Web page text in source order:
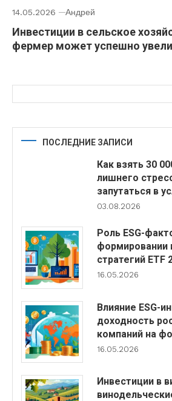
14.05.2026 Андрей
Инвестиции в сельское
фермер может успешно
ПОСЛЕДНИЕ ЗАПИСИ
Как взять 30
лишнего
запутаться в
03.08.2026
Роль ESG-
формировании
стратегий ETF
16.05.2026
Влияние ESG-
доходность
компаний на
16.05.2026
Инвестиции в